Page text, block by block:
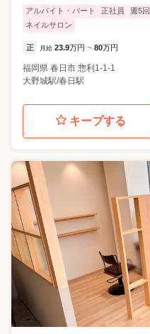
アルバイト・パート 正社員 週5回
ネイルサロン
正 月給 23.9万円 ~ 80万円
福岡県 春日市 惣利1-1-1
大野城駅/春日駅
キープする